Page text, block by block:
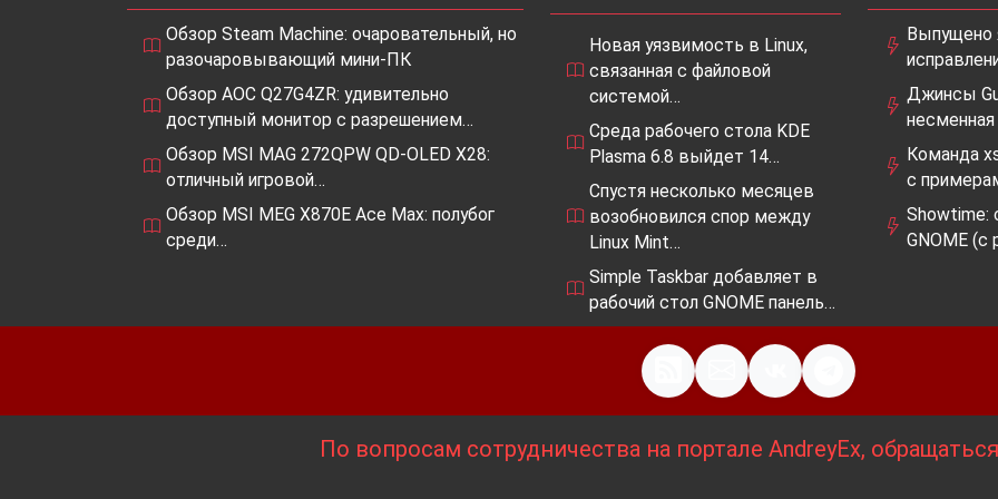
Обзор Steam Machine: очаровательный, но
разочаровывающий мини-ПК
Обзор AOC Q27G4ZR: удивительно
доступный монитор с разрешением…
Обзор MSI MAG 272QPW QD-OLED X28:
отличный игровой…
Обзор MSI MEG X870E Ace Max: полубог
среди…
Новая уязвимость в Linux,
связанная с файловой
системой…
Среда рабочего стола KDE
Plasma 6.8 выйдет 14…
Спустя несколько месяцев
возобновился спор между
Linux Mint…
Simple Taskbar добавляет в
рабочий стол GNOME панель…
Выпущено
Джинсы
Команда
с
Showtime:
GNOME
По вопросам сотрудничества на портале AndreyEx,